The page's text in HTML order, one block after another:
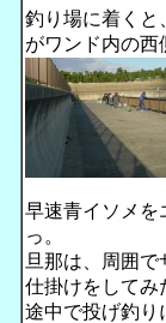
釣り場に着くと
がワンド内の西
早速青イソメを
っ。
旦那は、周囲
仕掛けをしてみ
途中で投げ釣り